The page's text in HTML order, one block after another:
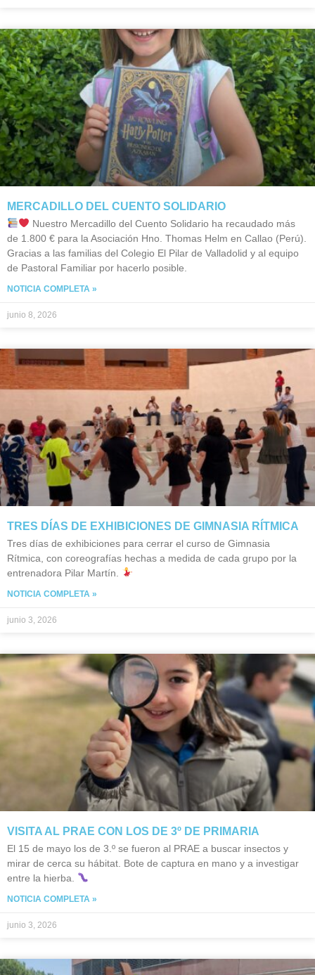
MERCADILLO DEL CUENTO SOLIDARIO
Nuestro Mercadillo del Cuento Solidario ha recaudado más
de 1.800 € para la Asociación Hno. Thomas Helm en Callao (Perú).
Gracias a las familias del Colegio El Pilar de Valladolid y al equipo
de Pastoral Familiar por hacerlo posible.
NOTICIA COMPLETA »
junio 8, 2026
TRES DÍAS DE EXHIBICIONES DE GIMNASIA RÍTMICA
Tres días de exhibiciones para cerrar el curso de Gimnasia
Rítmica, con coreografías hechas a medida de cada grupo por la
entrenadora Pilar Martín.
NOTICIA COMPLETA »
junio 3, 2026
VISITA AL PRAE CON LOS DE 3º DE PRIMARIA
El 15 de mayo los de 3.º se fueron al PRAE a buscar insectos y
mirar de cerca su hábitat. Bote de captura en mano y a investigar
entre la hierba.
NOTICIA COMPLETA »
junio 3, 2026